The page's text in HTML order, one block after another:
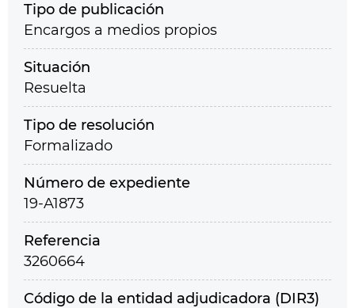
Tipo de publicación
Encargos a medios propios
Situación
Resuelta
Tipo de resolución
Formalizado
Número de expediente
19-A1873
Referencia
3260664
Código de la entidad adjudicadora (DIR3)